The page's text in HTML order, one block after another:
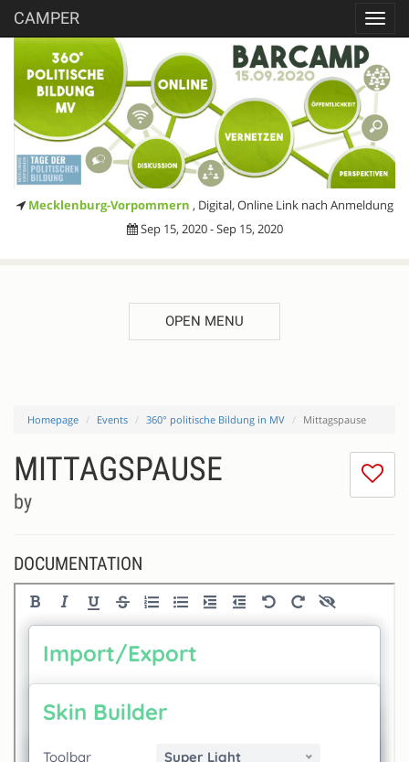
CAMPER
Mecklenburg-Vorpommern , Digital, Online Link nach Anmeldung
Sep 15, 2020 - Sep 15, 2020
OPEN MENU
Homepage Events 360° politische Bildung in MV Mittagspause
I
MITTAGSPAUSE
by
DOCUMENTATION